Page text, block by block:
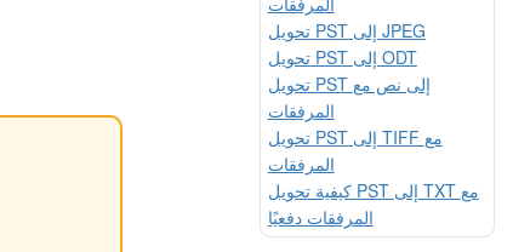
تحويل PST إلى JPEG
تحويل PST إلى ODT
تحويل PST إلى نص مع
المرفقات
تحويل PST إلى TIFF مع
المرفقات
كيفية تحويل PST إلى TXT مع
المرفقات دفعيًا